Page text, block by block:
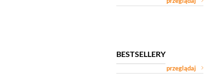
BESTSELLERY
przeglądaj